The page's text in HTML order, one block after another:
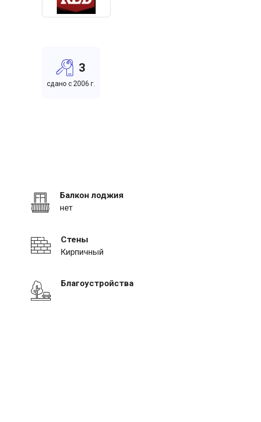
3
cдано c 2006 г.
Балкон лоджия
нет
Стены
Кирпичный
Благоустройства